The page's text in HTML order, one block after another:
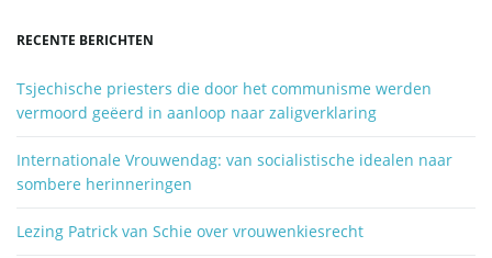
z
e
k
n
.
.
RECENTE BERICHTEN
Tsjechische priesters die door het communisme werden
vermoord geëerd in aanloop naar zaligverklaring
Internationale Vrouwendag: van socialistische idealen naar
sombere herinneringen
Lezing Patrick van Schie over vrouwenkiesrecht